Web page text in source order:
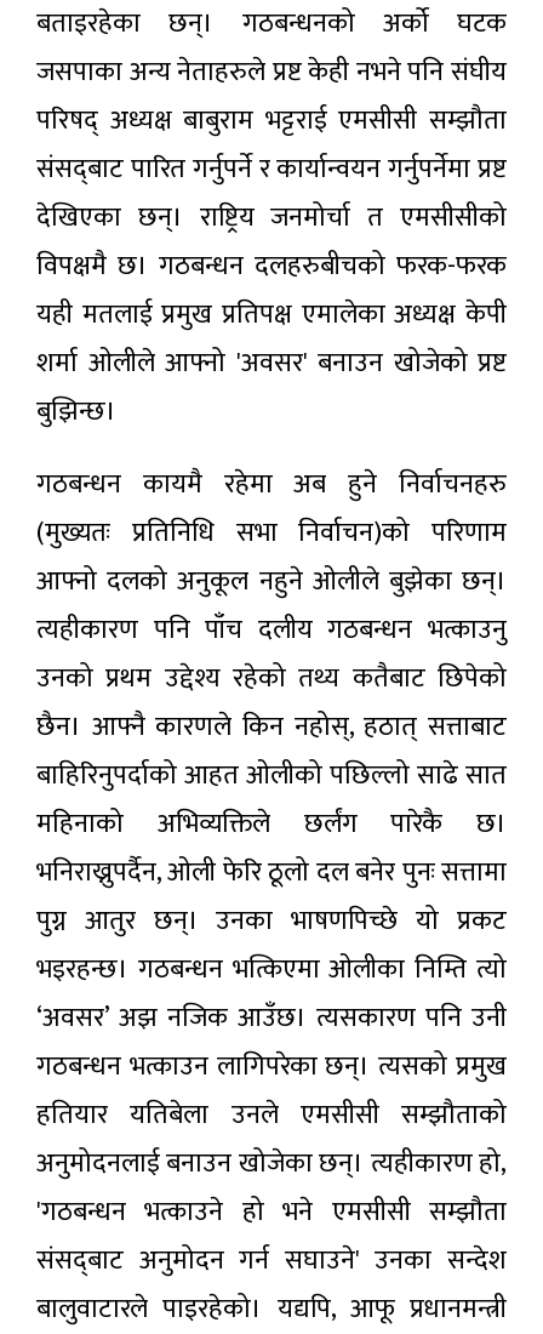
बताइरहेका छन्। गठबन्धनको अर्को घटक
जसपाका अन्य नेताहरुले प्रष्ट केही नभने पनि संघीय
परिषद् अध्यक्ष बाबुराम भट्टराई एमसीसी सम्झौता
संसद्‌बाट पारित गर्नुपर्ने र कार्यान्वयन गर्नुपर्नेमा प्रष्ट
देखिएका छन्। राष्ट्रिय जनमोर्चा त एमसीसीको
विपक्षमै छ। गठबन्धन दलहरुबीचको फरक-फरक
यही मतलाई प्रमुख प्रतिपक्ष एमालेका अध्यक्ष केपी
शर्मा ओलीले आफ्नो 'अवसर' बनाउन खोजेको प्रष्ट
बुझिन्छ।
गठबन्धन कायमै रहेमा अब हुने निर्वाचनहरु
(मुख्यतः प्रतिनिधि सभा निर्वाचन)को परिणाम
आफ्नो दलको अनुकूल नहुने ओलीले बुझेका छन्।
त्यहीकारण पनि पाँच दलीय गठबन्धन भत्काउनु
उनको प्रथम उद्देश्य रहेको तथ्य कतैबाट छिपेको
छैन। आफ्नै कारणले किन नहोस्, हठात् सत्ताबाट
बाहिरिनुपर्दाको आहत ओलीको पछिल्लो साढे सात
महिनाको अभिव्यक्तिले छर्लंग पारेकै छ।
भनिराख्नुपर्दैन, ओली फेरि ठूलो दल बनेर पुनः सत्तामा
पुग्न आतुर छन्। उनका भाषणपिच्छे यो प्रकट
भइरहन्छ। गठबन्धन भत्किएमा ओलीका निम्ति त्यो
‘अवसर’ अझ नजिक आउँछ। त्यसकारण पनि उनी
गठबन्धन भत्काउन लागिपरेका छन्। त्यसको प्रमुख
हतियार यतिबेला उनले एमसीसी सम्झौताको
अनुमोदनलाई बनाउन खोजेका छन्। त्यहीकारण हो,
'गठबन्धन भत्काउने हो भने एमसीसी सम्झौता
संसद्‌बाट अनुमोदन गर्न सघाउने' उनका सन्देश
बालुवाटारले पाइरहेको। यद्यपि, आफू प्रधानमन्त्री